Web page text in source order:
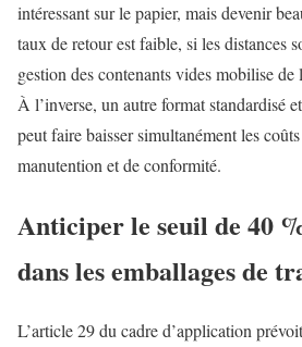
intéressant sur le papier, mais devenir
taux de retour est faible, si les distances
gestion des contenants vides mobilise de
À l’inverse, un autre format standardisé
peut faire baisser simultanément les
manutention et de conformité.
Anticiper le seuil de 40
dans les emballages de
L’article 29 du cadre d’application